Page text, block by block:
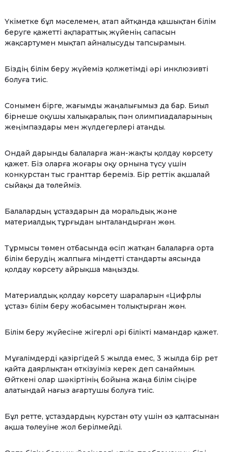
Үкіметке бұл мәселемен, атап айтқанда қашықтан білім
беруге қажетті ақпараттық жүйенің сапасын
жақсартумен мықтап айналысуды тапсырамын.
Біздің білім беру жүйеміз қолжетімді әрі инклюзивті
болуға тиіс.
Сонымен бірге, жағымды жаңалығымыз да бар. Биыл
бірнеше оқушы халықаралық пән олимпиадаларының
жеңімпаздары мен жүлдегерлері атанды.
Ондай дарынды балаларға жан-жақты қолдау көрсету
қажет. Біз оларға жоғары оқу орнына түсу үшін
конкурстан тыс гранттар береміз. Бір реттік ақшалай
сыйақы да төлейміз.
Балалардың ұстаздарын да моральдық және
материалдық тұрғыдан ынталандырған жөн.
Тұрмысы төмен отбасында өсіп жатқан балаларға орта
білім берудің жалпыға міндетті стандарты аясында
қолдау көрсету айрықша маңызды.
Материалдық қолдау көрсету шараларын «Цифрлы
ұстаз» білім беру жобасымен толықтырған жөн.
Білім беру жүйесіне жігерлі әрі білікті мамандар қажет.
Мұғалімдерді қазіргідей 5 жылда емес, 3 жылда бір рет
қайта даярлықтан өткізуіміз керек деп санаймын.
Өйткені олар шәкіртінің бойына жаңа білім сіңіре
алатындай нағыз ағартушы болуға тиіс.
Бұл ретте, ұстаздардың курстан өту үшін өз қалтасынан
ақша төлеуіне жол берілмейді.